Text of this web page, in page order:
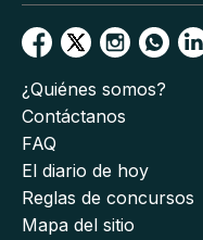
¿Quiénes somos?
Contáctanos
FAQ
El diario de hoy
Reglas de concursos
Mapa del sitio